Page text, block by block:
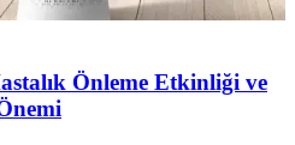
Önleme Etkinliği ve